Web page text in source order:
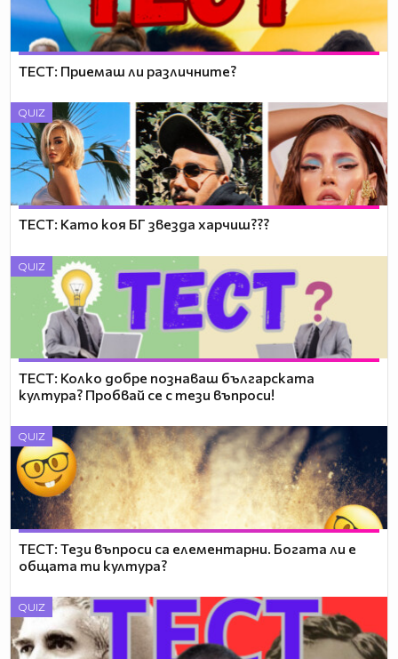
ТЕСТ: Приемаш ли различните?
QUIZ
ТЕСТ: Като коя БГ звезда харчиш???
QUIZ
ТЕСТ: Колко добре познаваш българската
култура? Пробвай се с тези въпроси!
QUIZ
ТЕСТ: Тези въпроси са елементарни. Богата ли е
общата ти култура?
QUIZ